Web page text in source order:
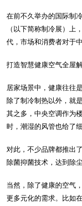
在前不久举办的国际制
（以下简称制冷展）上
代，市场和消费者对于
打造智慧健康空气全屋
居家场景中，健康往往
除了制冷制热以外，就
其之多，中央空调作为
时，潮湿的风管也给了
对此，不少品牌都推出
除菌抑菌技术，达到除
当然，除了健康的空气
更多元化的需求。比如